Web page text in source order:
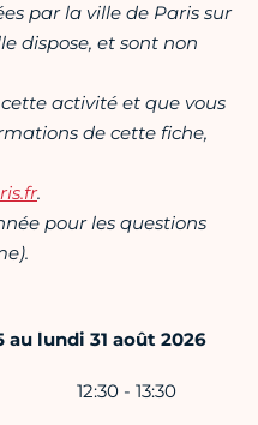
par la ville de Paris sur
dispose, et sont non
activité et que vous
de cette fiche,
.
pour les questions
au lundi 31 août 2026
12:30 - 13:30